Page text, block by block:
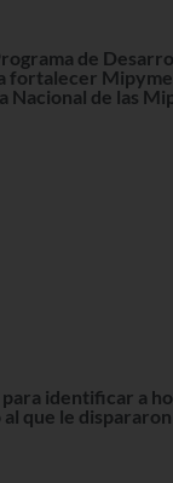
de
fortalecer
Nacional de las
identificar a
que le